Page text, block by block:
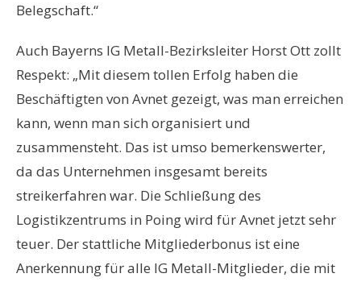
Belegschaft.“
Auch Bayerns IG Metall-Bezirksleiter Horst Ott zollt
Respekt: „Mit diesem tollen Erfolg haben die
Beschäftigten von Avnet gezeigt, was man erreichen
kann, wenn man sich organisiert und
zusammensteht. Das ist umso bemerkenswerter,
da das Unternehmen insgesamt bereits
streikerfahren war. Die Schließung des
Logistikzentrums in Poing wird für Avnet jetzt sehr
teuer. Der stattliche Mitgliederbonus ist eine
Anerkennung für alle IG Metall-Mitglieder, die mit